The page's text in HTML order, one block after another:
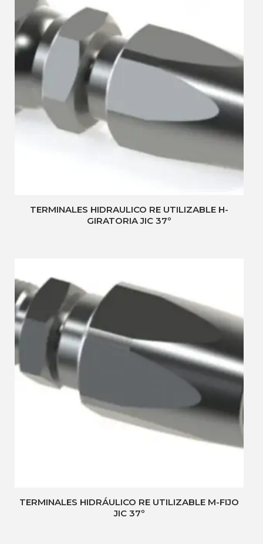
TERMINALES HIDRAULICO RE UTILIZABLE H-
GIRATORIA JIC 37º
TERMINALES HIDRÁULICO RE UTILIZABLE M-FIJO
JIC 37º